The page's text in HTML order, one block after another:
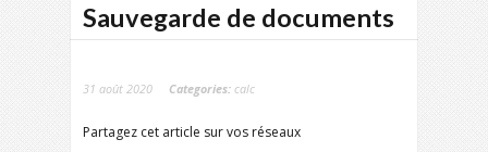
Sauvegarde de documents
31 août 2020 Categories: calc
Partagez cet article sur vos réseaux